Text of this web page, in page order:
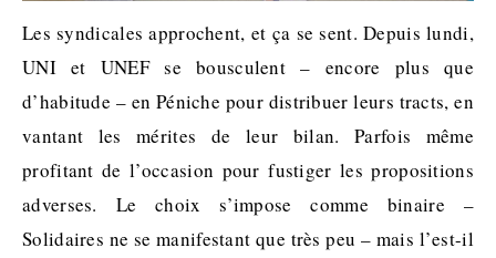
Les syndicales approchent, et ça se sent. Depuis lundi,
UNI et UNEF se bousculent – encore plus que
d’habitude – en Péniche pour distribuer leurs tracts, en
vantant les mérites de leur bilan. Parfois même
profitant de l’occasion pour fustiger les propositions
adverses. Le choix s’impose comme binaire –
Solidaires ne se manifestant que très peu – mais l’est-il